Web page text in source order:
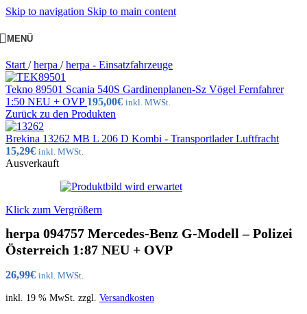
Skip to navigation Skip to main content
MENÜ
Start / herpa / herpa - Einsatzfahrzeuge
Tekno 89501 Scania 540S Gardinenplanen-Sz Vögel Fernfahrer
1:50 NEU + OVP 195,00€ inkl. MWSt.
Zurück zu den Produkten
Brekina 13262 MB L 206 D Kombi - Transportlader Luftfracht
15,29€ inkl. MWSt.
Ausverkauft
Klick zum Vergrößern
herpa 094757 Mercedes-Benz G-Modell – Polizei
Österreich 1:87 NEU + OVP
26,99€ inkl. MWSt.
inkl. 19 % MwSt. zzgl. Versandkosten